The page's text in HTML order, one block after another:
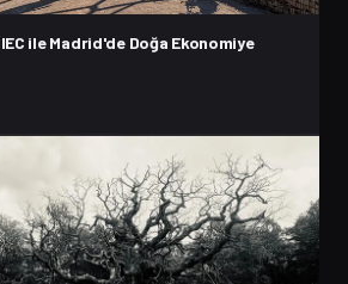
ile Madrid'de Doğa Ekonomiye